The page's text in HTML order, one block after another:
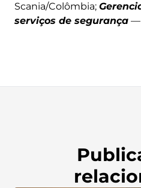
Scania/Colômbia;
serviços de segurança —